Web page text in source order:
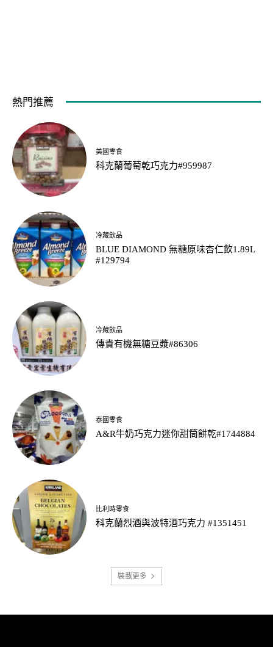
熱門推薦
美國零食
科克蘭葡萄乾巧克力#959987
冷藏飲品
BLUE DIAMOND 無糖原味杏仁飲1.89L
#129794
冷藏飲品
傳貴有機無糖豆漿#86306
泰國零食
A&R牛奶巧克力迷你甜筒餅乾#1744884
比利時零食
科克蘭烈酒與波特酒巧克力 #1351451
裝載更多